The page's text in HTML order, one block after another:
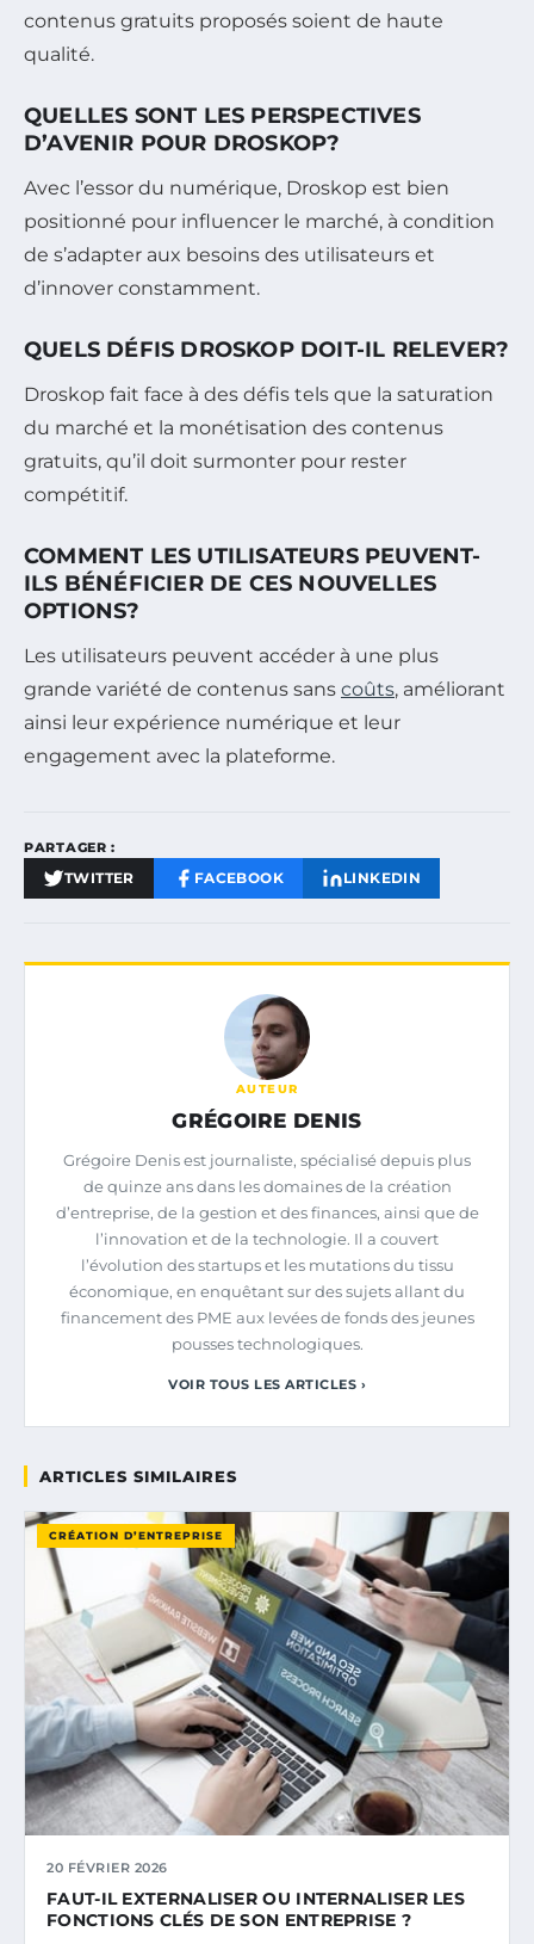
contenus gratuits proposés soient de haute
qualité.
QUELLES SONT LES PERSPECTIVES
D’AVENIR POUR DROSKOP?
Avec l’essor du numérique, Droskop est bien
positionné pour influencer le marché, à condition
de s’adapter aux besoins des utilisateurs et
d’innover constamment.
QUELS DÉFIS DROSKOP DOIT-IL RELEVER?
Droskop fait face à des défis tels que la saturation
du marché et la monétisation des contenus
gratuits, qu’il doit surmonter pour rester
compétitif.
COMMENT LES UTILISATEURS PEUVENT-
ILS BÉNÉFICIER DE CES NOUVELLES
OPTIONS?
Les utilisateurs peuvent accéder à une plus
grande variété de contenus sans coûts, améliorant
ainsi leur expérience numérique et leur
engagement avec la plateforme.
PARTAGER :
TWITTER FACEBOOK LINKEDIN
AUTEUR
GRÉGOIRE DENIS
Grégoire Denis est journaliste, spécialisé depuis plus
de quinze ans dans les domaines de la création
d’entreprise, de la gestion et des finances, ainsi que de
l’innovation et de la technologie. Il a couvert
l’évolution des startups et les mutations du tissu
économique, en enquêtant sur des sujets allant du
financement des PME aux levées de fonds des jeunes
pousses technologiques.
VOIR TOUS LES ARTICLES ›
ARTICLES SIMILAIRES
CRÉATION D’ENTREPRISE
20 FÉVRIER 2026
FAUT-IL EXTERNALISER OU INTERNALISER LES
FONCTIONS CLÉS DE SON ENTREPRISE ?